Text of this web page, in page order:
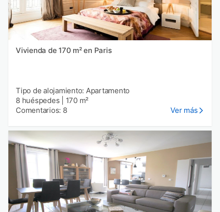
Vivienda de 170 m² en Paris
Tipo de alojamiento: Apartamento
8 huéspedes
170 m²
Comentarios: 8
Ver más